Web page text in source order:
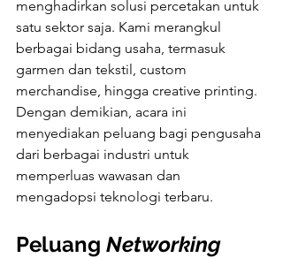
menghadirkan solusi percetakan untuk
satu sektor saja. Kami merangkul
berbagai bidang usaha, termasuk
garmen dan tekstil, custom
merchandise, hingga creative printing.
Dengan demikian, acara ini
menyediakan peluang bagi pengusaha
dari berbagai industri untuk
memperluas wawasan dan
mengadopsi teknologi terbaru.
Peluang Networking